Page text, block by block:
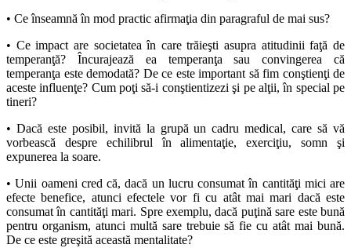
• Ce înseamnă în mod practic afirmaţia din paragraful de mai sus?
• Ce impact are societatea în care trăieşti asupra atitudinii faţă de
temperanţă? Încurajează ea temperanţa sau convingerea că
temperanţa este demodată? De ce este important să fim conştienţi de
aceste influenţe? Cum poţi să-i conştientizezi şi pe alţii, în special pe
tineri?
• Dacă este posibil, invită la grupă un cadru medical, care să vă
vorbească despre echilibrul în alimentaţie, exerciţiu, somn şi
expunerea la soare.
• Unii oameni cred că, dacă un lucru consumat în cantităţi mici are
efecte benefice, atunci efectele vor fi cu atât mai mari dacă este
consumat în cantităţi mari. Spre exemplu, dacă puţină sare este bună
pentru organism, atunci multă sare trebuie să fie cu atât mai bună.
De ce este greşită această mentalitate?